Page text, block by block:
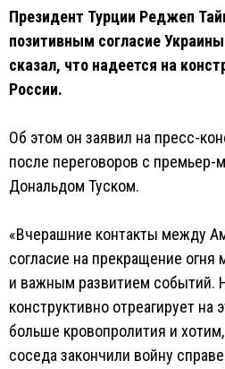
Президент Турции Реджеп
позитивным согласие
сказал, что надеется на
России.
Об этом он заявил на пресс-
после переговоров с
Дональдом Туском.
«Вчерашние контакты между
согласие на прекращение
и важным развитием событий.
конструктивно отреагирует
больше кровопролития и
соседа закончили войну